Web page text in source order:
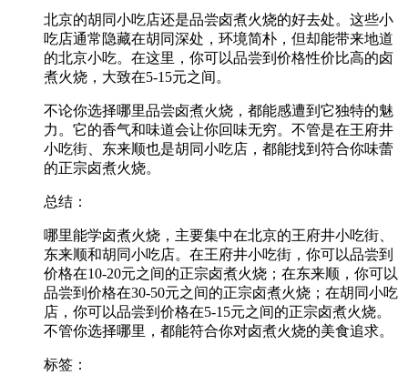
北京的胡同小吃店还是品尝卤煮火烧的好去处。这些小
吃店通常隐藏在胡同深处，环境简朴，但却能带来地道
的北京小吃。在这里，你可以品尝到价格性价比高的卤
煮火烧，大致在5-15元之间。
不论你选择哪里品尝卤煮火烧，都能感遭到它独特的魅
力。它的香气和味道会让你回味无穷。不管是在王府井
小吃街、东来顺也是胡同小吃店，都能找到符合你味蕾
的正宗卤煮火烧。
总结：
哪里能学卤煮火烧，主要集中在北京的王府井小吃街、
东来顺和胡同小吃店。在王府井小吃街，你可以品尝到
价格在10-20元之间的正宗卤煮火烧；在东来顺，你可以
品尝到价格在30-50元之间的正宗卤煮火烧；在胡同小吃
店，你可以品尝到价格在5-15元之间的正宗卤煮火烧。
不管你选择哪里，都能符合你对卤煮火烧的美食追求。
标签：